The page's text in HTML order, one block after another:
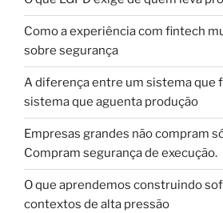
Como a experiência com fintech
sobre segurança
A diferença entre um sistema que
sistema que aguenta produção
Empresas grandes não compram
Compram segurança de execução.
O que aprendemos construindo
contextos de alta pressão